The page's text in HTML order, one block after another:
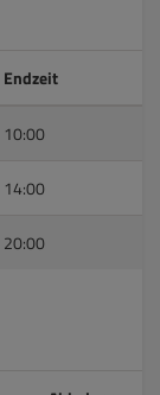
Endzeit
10:00
14:00
20:00